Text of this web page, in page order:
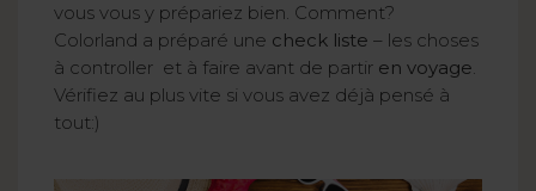
vous vous y prépariez bien. Comment?
Colorland a préparé une check liste – les choses
à controller et à faire avant de partir en voyage.
Vérifiez au plus vite si vous avez déjà pensé à
tout:)